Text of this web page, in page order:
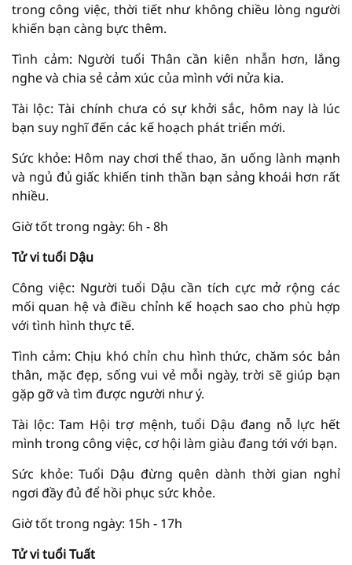
trong công việc, thời tiết như không chiều lòng người
khiến bạn càng bực thêm.
Tình cảm: Người tuổi Thân cần kiên nhẫn hơn, lắng
nghe và chia sẻ cảm xúc của mình với nửa kia.
Tài lộc: Tài chính chưa có sự khởi sắc, hôm nay là lúc
bạn suy nghĩ đến các kế hoạch phát triển mới.
Sức khỏe: Hôm nay chơi thể thao, ăn uống lành mạnh
và ngủ đủ giấc khiến tinh thần bạn sảng khoái hơn rất
nhiều.
Giờ tốt trong ngày: 6h - 8h
Tử vi tuổi Dậu
Công việc: Người tuổi Dậu cần tích cực mở rộng các
mối quan hệ và điều chỉnh kế hoạch sao cho phù hợp
với tình hình thực tế.
Tình cảm: Chịu khó chỉn chu hình thức, chăm sóc bản
thân, mặc đẹp, sống vui vẻ mỗi ngày, trời sẽ giúp bạn
gặp gỡ và tìm được người như ý.
Tài lộc: Tam Hội trợ mệnh, tuổi Dậu đang nỗ lực hết
mình trong công việc, cơ hội làm giàu đang tới với bạn.
Sức khỏe: Tuổi Dậu đừng quên dành thời gian nghỉ
ngơi đầy đủ để hồi phục sức khỏe.
Giờ tốt trong ngày: 15h - 17h
Tử vi tuổi Tuất